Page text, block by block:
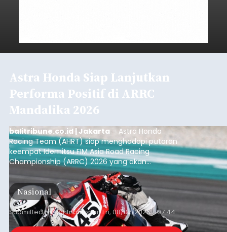
Astra Honda Siap Lanjutkan
Performa Positif di ARRC
Mandalika 2026
balitribune.co.id | Jakarta – Astra Honda
Racing Team (AHRT) siap menghadapi putaran
keempat Idemitsu FIM Asia Road Racing
Championship (ARRC) 2026 yang akan
berlangsung di Pertamina Mandalika
International Circuit, Lombok, Nusa Tenggara
Barat, pada 7–9 Agustus 2026.
Nasional
Submitted bycontributoronFri, 08/07/2026 - 07:44